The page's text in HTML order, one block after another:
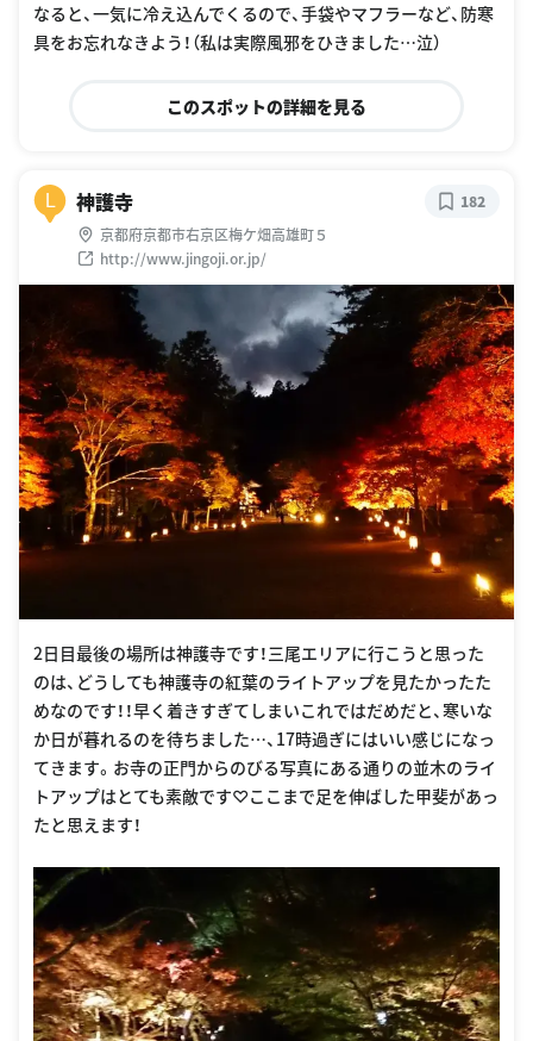
なると、一気に冷え込んでくるので、手袋やマフラーなど、防寒
具をお忘れなきよう！（私は実際風邪をひきました…泣）
このスポットの詳細を見る
L 神護寺
京都府京都市右京区梅ケ畑高雄町５
http://www.jingoji.or.jp/
182
2日目最後の場所は神護寺です！三尾エリアに行こうと思った
のは、どうしても神護寺の紅葉のライトアップを見たかったた
めなのです！！早く着きすぎてしまいこれではだめだと、寒いな
か日が暮れるのを待ちました…、17時過ぎにはいい感じになっ
てきます。お寺の正門からのびる写真にある通りの並木のライ
トアップはとても素敵です♡ここまで足を伸ばした甲斐があっ
たと思えます！